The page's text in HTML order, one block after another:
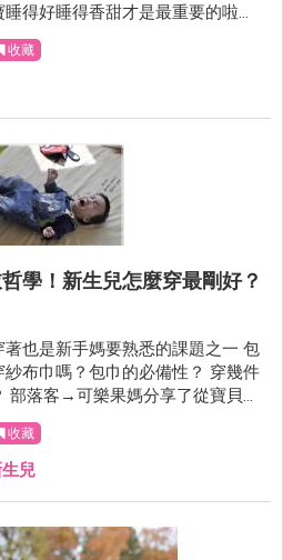
得好睡得香甜才是最重要的啦～
收藏
學！新生兒怎麼穿最剛好？
也是新手媽要熟悉的課題之一 包
布巾嗎？包巾的必備性？ 穿幾件
部落客→可樂果媽分享了從寶貝洗
來替新手媽咪解惑囉！
收藏
兒